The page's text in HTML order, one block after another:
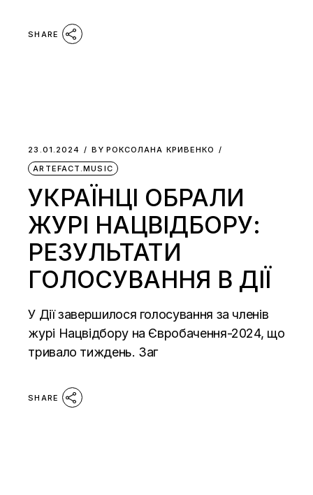
SHARE
23.01.2024 BY РОКСОЛАНА КРИВЕНКО
ARTEFACT.MUSIC
УКРАЇНЦІ ОБРАЛИ
ЖУРІ НАЦВІДБОРУ:
РЕЗУЛЬТАТИ
ГОЛОСУВАННЯ В ДІЇ
У Дії завершилося голосування за членів
журі Нацвідбору на Євробачення-2024, що
тривало тиждень. Заг
SHARE